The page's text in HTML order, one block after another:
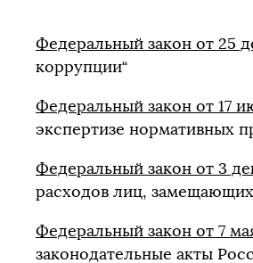
Федеральный закон от 25
коррупции“
Федеральный закон от 17
экспертизе нормативных
Федеральный закон от 3
расходов лиц,
Федеральный закон от 7
законодательные акты